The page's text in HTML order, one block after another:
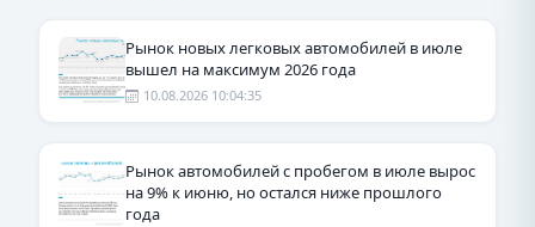
Рынок новых легковых автомобилей в июле
вышел на максимум 2026 года
10.08.2026 10:04:35
Рынок автомобилей с пробегом в июле вырос
на 9% к июню, но остался ниже прошлого
года